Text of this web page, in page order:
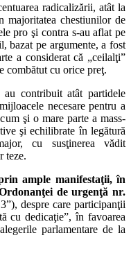
radicalizării, atât la
chestiunilor de
pro şi contra s-au aflat pe
bazat pe argumente, a fost
a considerat că „ceilalţi”
combătut cu orice preţ.
contribuit atât partidele
necesare pentru a
şi o mare parte a mass-
şi echilibrate în legătură
cu susţinerea vădit
teze.
ample manifestaţii, în
de urgenţă nr.
despre care participanţii
cu dedicaţie”, în favoarea
parlamentare de la